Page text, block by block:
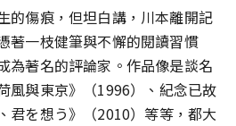
的傷痕，但坦白講，川本離開記
著一枝健筆與不懈的閱讀習慣
為著名的評論家。作品像是談名
風與東京》（1996）、紀念已故
君を想う》（2010）等等，都大